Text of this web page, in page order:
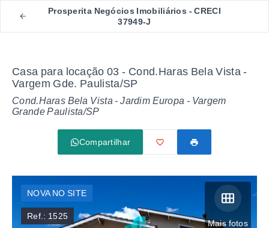
Prosperita Negócios Imobiliários - CRECI
37949-J
Casa para locação 03 - Cond.Haras Bela Vista -
Vargem Gde. Paulista/SP
Cond.Haras Bela Vista -Jardim Europa - Vargem
Grande Paulista/SP
Compartilhar
Mais fotos
NOVA NO SITE
Ref.: 1525